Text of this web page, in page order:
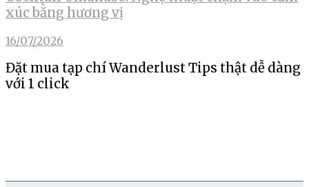
xúc bằng hương vị
16/07/2026
Đặt mua tạp chí Wanderlust Tips thật dễ dàng
với 1 click